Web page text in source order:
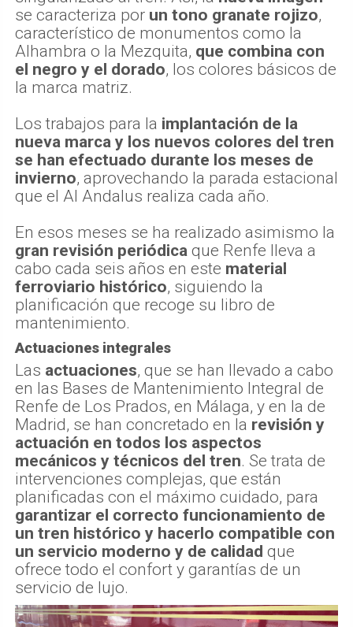
se caracteriza por un tono granate rojizo,
característico de monumentos como la
Alhambra o la Mezquita, que combina con
el negro y el dorado, los colores básicos de
la marca matriz.
Los trabajos para la implantación de la
nueva marca y los nuevos colores del tren
se han efectuado durante los meses de
invierno, aprovechando la parada estacional
que el Al Andalus realiza cada año.
En esos meses se ha realizado asimismo la
gran revisión periódica que Renfe lleva a
cabo cada seis años en este material
ferroviario histórico, siguiendo la
planificación que recoge su libro de
mantenimiento.
Actuaciones integrales
Las actuaciones, que se han llevado a cabo
en las Bases de Mantenimiento Integral de
Renfe de Los Prados, en Málaga, y en la de
Madrid, se han concretado en la revisión y
actuación en todos los aspectos
mecánicos y técnicos del tren. Se trata de
intervenciones complejas, que están
planificadas con el máximo cuidado, para
garantizar el correcto funcionamiento de
un tren histórico y hacerlo compatible con
un servicio moderno y de calidad que
ofrece todo el confort y garantías de un
servicio de lujo.